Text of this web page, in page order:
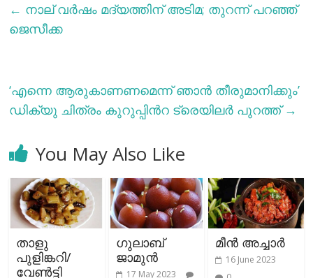
← നാല് വര്‍ഷം മദ്യത്തിന് അടിമ; തുറന്ന് പറഞ്ഞ്
ജെസീക്ക
‘എന്നെ ആരുകാണണമെന്ന് ഞാന്‍ തീരുമാനിക്കും’
ഡിക്യു ചിത്രം കുറുപ്പിന്‍റ ട്രെയിലര്‍ പുറത്ത്→
You May Also Like
താളു
പുളിങ്കറി/
വേൺട്ടി
ഗുലാബ്
ജാമുൻ
17 May 2023
മീൻ അച്ചാർ
16 June 2023